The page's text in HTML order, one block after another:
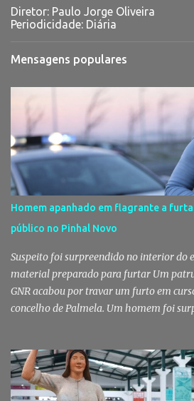
Diretor: Paulo Jorge Oliveira
Periodicidade: Diária
Mensagens populares
Homem apanhado em flagrante a
público no Pinhal Novo
Suspeito foi surpreendido no interior do
material preparado para furtar Um
GNR acabou por travar um furto em
concelho de Palmela. Um homem foi
militares da Guarda. Patrulhamento da
detenção por furto A detenção ocorreu
divulgada só nesta quinta-feira - numa